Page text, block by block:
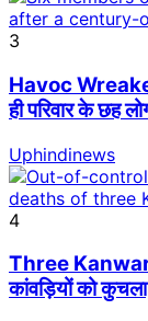
3
Havoc
ही परिवार के छह
Uphindinews
4
Three
कांवड़ियों को